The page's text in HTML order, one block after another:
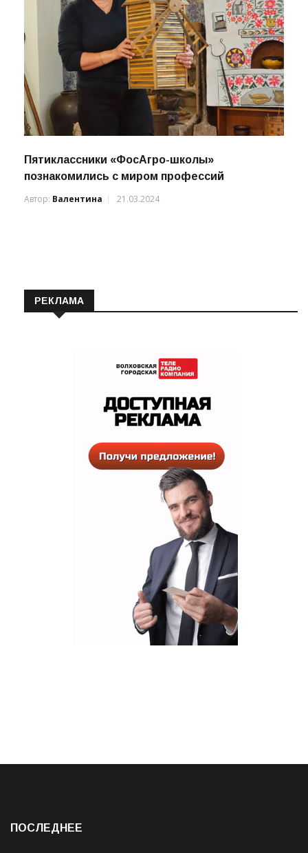
Пятиклассники «ФосАгро-школы»
познакомились с миром профессий
Автор: Валентина 21.03.2024
РЕКЛАМА
ПОСЛЕДНЕЕ